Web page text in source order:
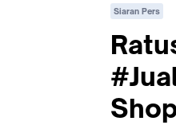
Siaran Pers